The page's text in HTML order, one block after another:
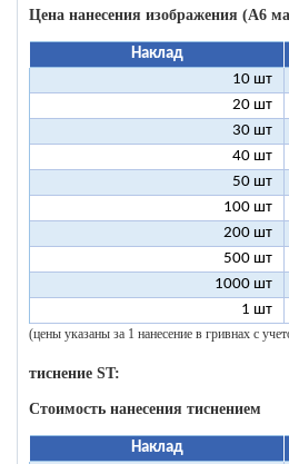
Цена нанесения изображения (А6
Наклад
10 шт
20 шт
30 шт
40 шт
50 шт
100 шт
200 шт
500 шт
1000 шт
1 шт
(цены указаны за 1 нанесение в гривнах с
тиснение ST:
Стоимость нанесения тиснением
Наклад